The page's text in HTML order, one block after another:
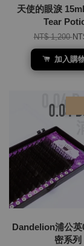
天使的眼淚
Tear
NT$ 1,200
加入購
Dandelion浦公英
密系列